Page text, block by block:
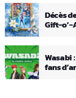
Décès
Gift-
Wasabi
fans